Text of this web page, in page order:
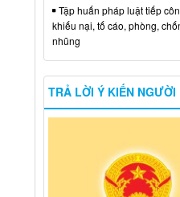
Tập huấn pháp luật tiếp
khiếu nại, tố cáo, phòng,
nhũng
TRẢ LỜI Ý KIẾN NGƯỜI